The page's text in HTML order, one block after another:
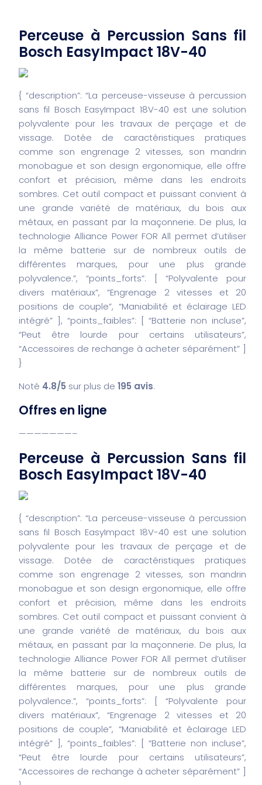
Perceuse à Percussion Sans fil
Bosch EasyImpact 18V-40
{ “description”: “La perceuse-visseuse à percussion
sans fil Bosch EasyImpact 18V-40 est une solution
polyvalente pour les travaux de perçage et de
vissage. Dotée de caractéristiques pratiques
comme son engrenage 2 vitesses, son mandrin
monobague et son design ergonomique, elle offre
confort et précision, même dans les endroits
sombres. Cet outil compact et puissant convient à
une grande variété de matériaux, du bois aux
métaux, en passant par la maçonnerie. De plus, la
technologie Alliance Power FOR All permet d’utiliser
la même batterie sur de nombreux outils de
différentes marques, pour une plus grande
polyvalence.”, “points_forts”: [ “Polyvalente pour
divers matériaux”, “Engrenage 2 vitesses et 20
positions de couple”, “Maniabilité et éclairage LED
intégré” ], “points_faibles”: [ “Batterie non incluse”,
“Peut être lourde pour certains utilisateurs”,
“Accessoires de rechange à acheter séparément” ]
}
Noté 4.8/5 sur plus de 195 avis.
Offres en ligne
———————–
Perceuse à Percussion Sans fil
Bosch EasyImpact 18V-40
{ “description”: “La perceuse-visseuse à percussion
sans fil Bosch EasyImpact 18V-40 est une solution
polyvalente pour les travaux de perçage et de
vissage. Dotée de caractéristiques pratiques
comme son engrenage 2 vitesses, son mandrin
monobague et son design ergonomique, elle offre
confort et précision, même dans les endroits
sombres. Cet outil compact et puissant convient à
une grande variété de matériaux, du bois aux
métaux, en passant par la maçonnerie. De plus, la
technologie Alliance Power FOR All permet d’utiliser
la même batterie sur de nombreux outils de
différentes marques, pour une plus grande
polyvalence.”, “points_forts”: [ “Polyvalente pour
divers matériaux”, “Engrenage 2 vitesses et 20
positions de couple”, “Maniabilité et éclairage LED
intégré” ], “points_faibles”: [ “Batterie non incluse”,
“Peut être lourde pour certains utilisateurs”,
“Accessoires de rechange à acheter séparément” ]